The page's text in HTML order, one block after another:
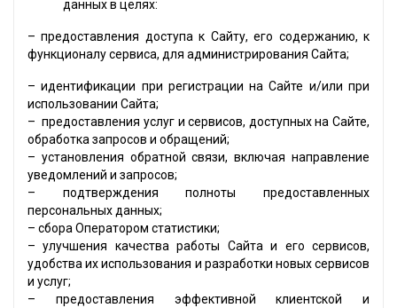
данных в целях:
– предоставления доступа к Сайту, его содержанию, к
функционалу сервиса, для администрирования Сайта;
– идентификации при регистрации на Сайте и/или при
использовании Сайта;
– предоставления услуг и сервисов, доступных на Сайте,
обработка запросов и обращений;
– установления обратной связи, включая направление
уведомлений и запросов;
– подтверждения полноты предоставленных
персональных данных;
– сбора Оператором статистики;
– улучшения качества работы Сайта и его сервисов,
удобства их использования и разработки новых сервисов
и услуг;
– предоставления эффективной клиентской и